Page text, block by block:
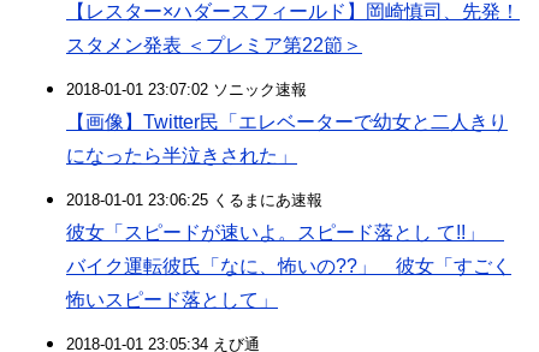
【レスター×ハダースフィールド】岡崎慎司、先発！
スタメン発表 ＜プレミア第22節＞
2018-01-01 23:07:02 ソニック速報
【画像】Twitter民「エレベーターで幼女と二人きり
になったら半泣きされた」
2018-01-01 23:06:25 くるまにあ速報
彼女「スピードが速いよ。スピード落とし て!!」
バイク運転彼氏「なに、怖いの??」 彼女「すごく
怖いスピード落として」
2018-01-01 23:05:34 えび通